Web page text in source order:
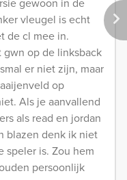
vleugel is echt
de cl mee in.
gwn op de linksback
er niet zijn, maar
op
Als je aanvallend
als read en jordan
blazen denk ik niet
speler is. Zou hem
persoonlijk